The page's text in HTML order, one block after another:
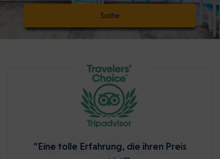
Suche
“Eine tolle Erfahrung, die ihren Preis